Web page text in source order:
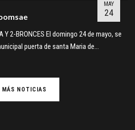
MAY
24
Y 2-BRONCES El domingo 24 de mayo, se
puerta de santa Maria de…
MÁS NOTICIAS